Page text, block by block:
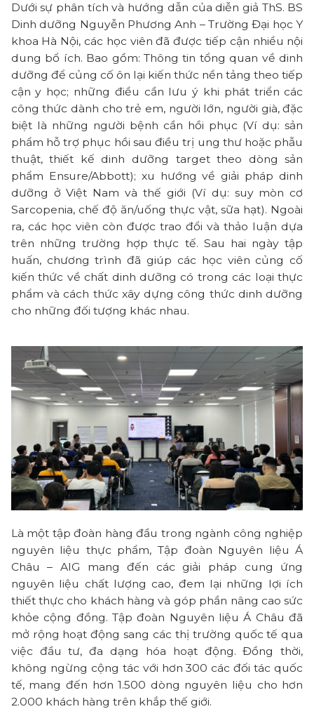
Dưới sự phân tích và hướng dẫn của diễn giả ThS. BS
Dinh dưỡng Nguyễn Phương Anh – Trường Đại học Y
khoa Hà Nội, các học viên đã được tiếp cận nhiều nội
dung bổ ích. Bao gồm: Thông tin tổng quan về dinh
dưỡng để củng cố ôn lại kiến thức nền tảng theo tiếp
cận y học; những điều cần lưu ý khi phát triển các
công thức dành cho trẻ em, người lớn, người già, đặc
biệt là những người bệnh cần hồi phục (Ví dụ: sản
phẩm hỗ trợ phục hồi sau điều trị ung thư hoặc phẫu
thuật, thiết kế dinh dưỡng target theo dòng sản
phẩm Ensure/Abbott); xu hướng về giải pháp dinh
dưỡng ở Việt Nam và thế giới (Ví dụ: suy mòn cơ
Sarcopenia, chế độ ăn/uống thực vật, sữa hạt). Ngoài
ra, các học viên còn được trao đổi và thảo luận dựa
trên những trường hợp thực tế. Sau hai ngày tập
huấn, chương trình đã giúp các học viên củng cố
kiến thức về chất dinh dưỡng có trong các loại thực
phẩm và cách thức xây dựng công thức dinh dưỡng
cho những đối tượng khác nhau.
Là một tập đoàn hàng đầu trong ngành công nghiệp
nguyên liệu thực phẩm, Tập đoàn Nguyên liệu Á
Châu – AIG mang đến các giải pháp cung ứng
nguyên liệu chất lượng cao, đem lại những lợi ích
thiết thực cho khách hàng và góp phần nâng cao sức
khỏe cộng đồng. Tập đoàn Nguyên liệu Á Châu đã
mở rộng hoạt động sang các thị trường quốc tế qua
việc đầu tư, đa dạng hóa hoạt động. Đồng thời,
không ngừng cộng tác với hơn 300 các đối tác quốc
tế, mang đến hơn 1.500 dòng nguyên liệu cho hơn
2.000 khách hàng trên khắp thế giới.